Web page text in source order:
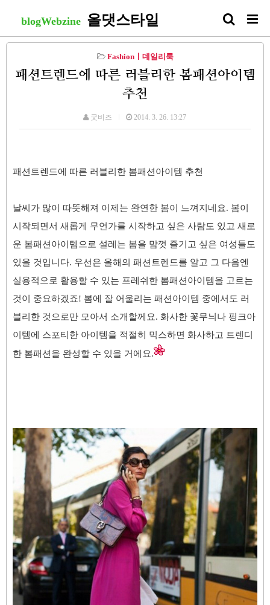
blogWebzine 올댓스타일
Fashionㅣ데일리룩
패션트렌드에 따른 러블리한 봄패션아이템
추천
굿비즈 2014. 3. 26. 13:27
패션트렌드에 따른 러블리한 봄패션아이템 추천
날씨가 많이 따뜻해져 이제는 완연한 봄이 느껴지네요. 봄이
시작되면서 새롭게 무언가를 시작하고 싶은 사람도 있고 새로
운 봄패션아이템으로 설레는 봄을 맘껏 즐기고 싶은 여성들도
있을 것입니다. 우선은 올해의 패션트렌드를 알고 그 다음엔
실용적으로 활용할 수 있는 프레쉬한 봄패션아이템을 고르는
것이 중요하겠죠! 봄에 잘 어울리는 패션아이템 중에서도 러
블리한 것으로만 모아서 소개할께요. 화사한 꽃무늬나 핑크아
이템에
스포티한 아이템을 적절히 믹스하면 화사하고 트렌디
한 봄패션을 완성할 수 있을 거에요.